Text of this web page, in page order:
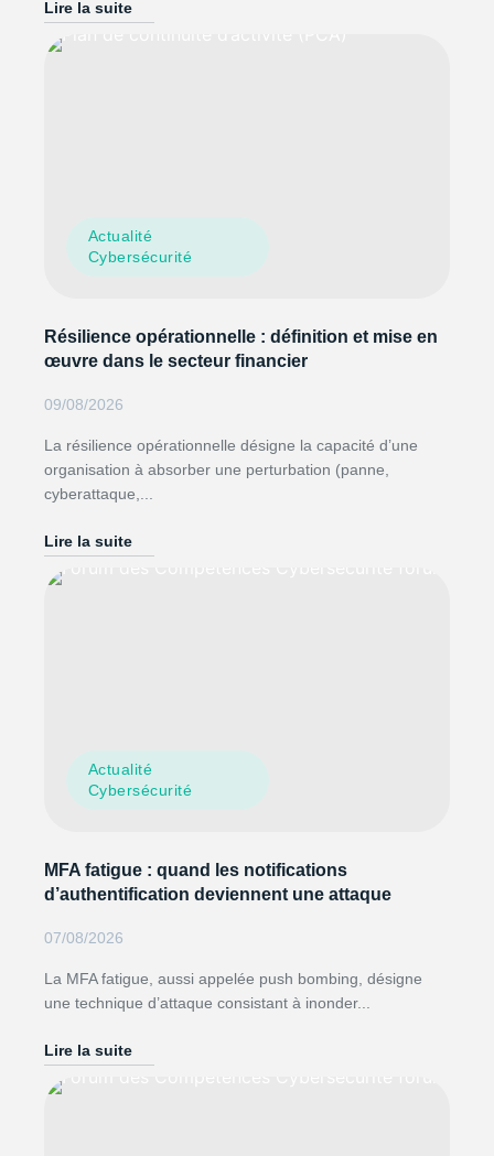
Lire la suite
Actualité
Cybersécurité
Résilience opérationnelle : définition et mise en
œuvre dans le secteur financier
09/08/2026
La résilience opérationnelle désigne la capacité d’une
organisation à absorber une perturbation (panne,
cyberattaque,...
Lire la suite
Actualité
Cybersécurité
MFA fatigue : quand les notifications
d’authentification deviennent une attaque
07/08/2026
La MFA fatigue, aussi appelée push bombing, désigne
une technique d’attaque consistant à inonder...
Lire la suite